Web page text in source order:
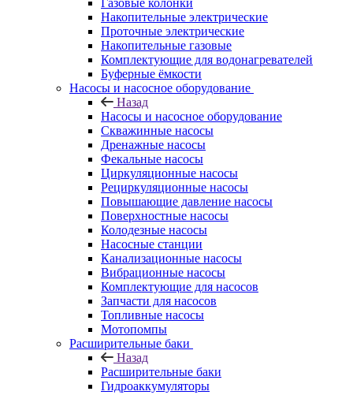
Газовые колонки
Накопительные электрические
Проточные электрические
Накопительные газовые
Комплектующие для водонагревателей
Буферные ёмкости
Насосы и насосное оборудование
Назад
Насосы и насосное оборудование
Скважинные насосы
Дренажные насосы
Фекальные насосы
Циркуляционные насосы
Рециркуляционные насосы
Повышающие давление насосы
Поверхностные насосы
Колодезные насосы
Насосные станции
Канализационные насосы
Вибрационные насосы
Комплектующие для насосов
Запчасти для насосов
Топливные насосы
Мотопомпы
Расширительные баки
Назад
Расширительные баки
Гидроаккумуляторы